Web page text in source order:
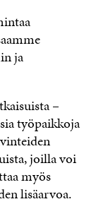
ja
–
työpaikkoja
joilla voi
myös
lisäarvoa.